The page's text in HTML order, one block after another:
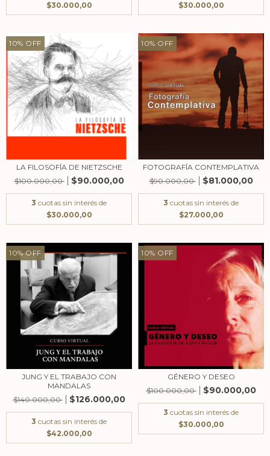
$30.000,00
$30.000,00
10% OFF
LA FILOSOFÍA DE NIETZSCHE
$100.000,00
$90.000,00
3 cuotas sin interés de
$30.000,00
10% OFF
FOTOGRAFÍA CONTEMPLATIVA
$90.000,00
$81.000,00
3 cuotas sin interés de
$27.000,00
10%OFF
JUNG Y EL TRABAJO CON
MANDALAS
$140.000,00
$126.000,00
3 cuotas sin interés de
$42.000,00
10% OFF
GÉNERO Y DESEO
$100.000,00
$90.000,00
3 cuotas sin interés de
$30.000,00